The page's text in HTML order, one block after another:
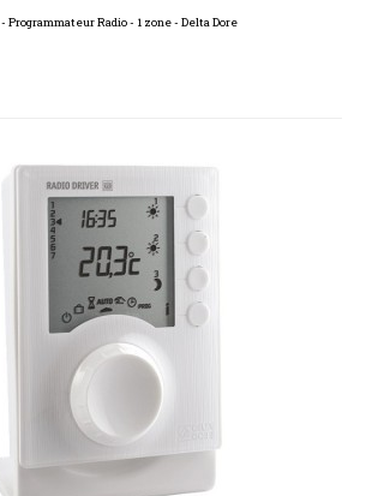
- Programmateur Radio - 1 zone - Delta Dore